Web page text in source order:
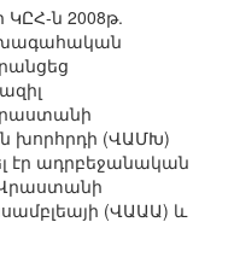
ն 2008թ.
խորհրդի (ՎԱՄԽ)
էր ադրբեջանական
(ՎԱԱԱ) և